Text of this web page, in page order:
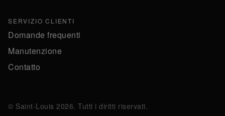
SERVIZIO CLIENTI
Domande frequenti
Manutenzione
Contatto
© Saint-Louis 2026. Tutti i diritti riservati.